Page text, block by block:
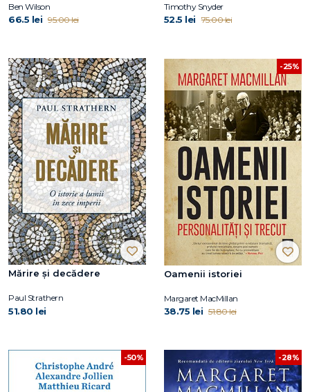
Ben Wilson
66.5 lei 95.00 lei
Timothy Snyder
52.5 lei 75.00 lei
Mărire și decădere
Paul Strathern
51.80 lei
-25%
Oamenii istoriei
Margaret MacMillan
38.75 lei 51.80 lei
-50% -28%